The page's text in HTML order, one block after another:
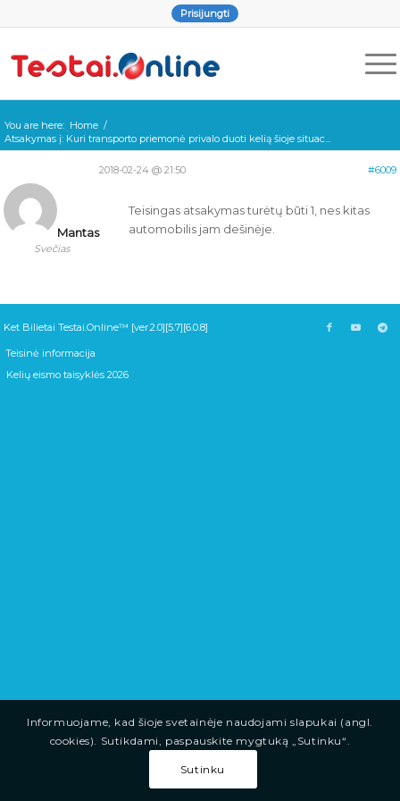
Prisijungti
You are here: Home /
Atsakymas į: Kuri transporto priemonė privalo duoti kelią šioje situac...
2018-02-24 @ 21:50 #6009
Mantas
Svečias
Teisingas atsakymas turėtų būti 1, nes kitas
automobilis jam dešinėje.
Ket Bilietai Testai.Online™ [ver.2.0][5.7][6.0.8]
Teisinė informacija
Kelių eismo taisyklės 2026
Informuojame, kad šioje svetainėje naudojami slapukai (angl.
cookies). Sutikdami, paspauskite mygtuką „Sutinku“.
Sutinku